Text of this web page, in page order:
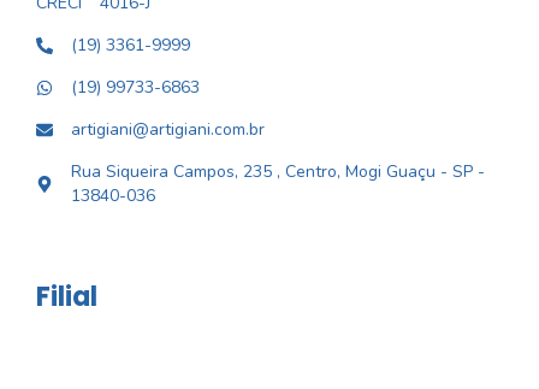
(19) 3361-9999
(19) 99733-6863
artigiani@artigiani.com.br
Rua Siqueira Campos, 235 , Centro, Mogi Guaçu - SP -
13840-036
Filial